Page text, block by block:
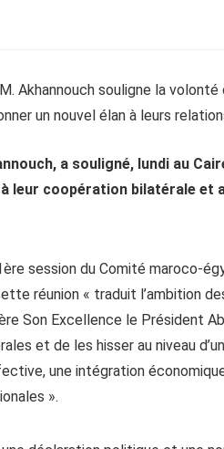
a souligné, lundi au
à leur coopération bilatérale
session du Comité maroco-
réunion « traduit l’ambition
Son Excellence le Président
et de les hisser au niveau
une intégration
».